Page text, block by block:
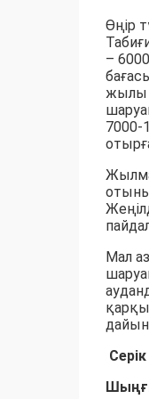
Өңір
–
жылы
7000-
отыны
Мал